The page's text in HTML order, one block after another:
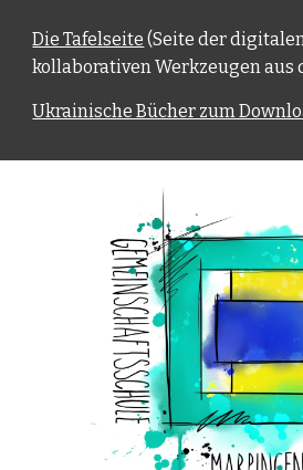
Die Tafelseite (Seite der
kollaborativen Werkzeugen aus
Ukrainische Bücher zum